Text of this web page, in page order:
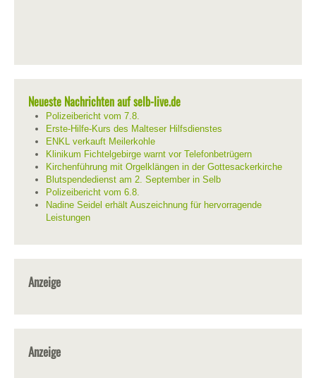
Neueste Nachrichten auf selb-live.de
Polizeibericht vom 7.8.
Erste-Hilfe-Kurs des Malteser Hilfsdienstes
ENKL verkauft Meilerkohle
Klinikum Fichtelgebirge warnt vor Telefonbetrügern
Kirchenführung mit Orgelklängen in der Gottesackerkirche
Blutspendedienst am 2. September in Selb
Polizeibericht vom 6.8.
Nadine Seidel erhält Auszeichnung für hervorragende
Leistungen
Anzeige
Anzeige